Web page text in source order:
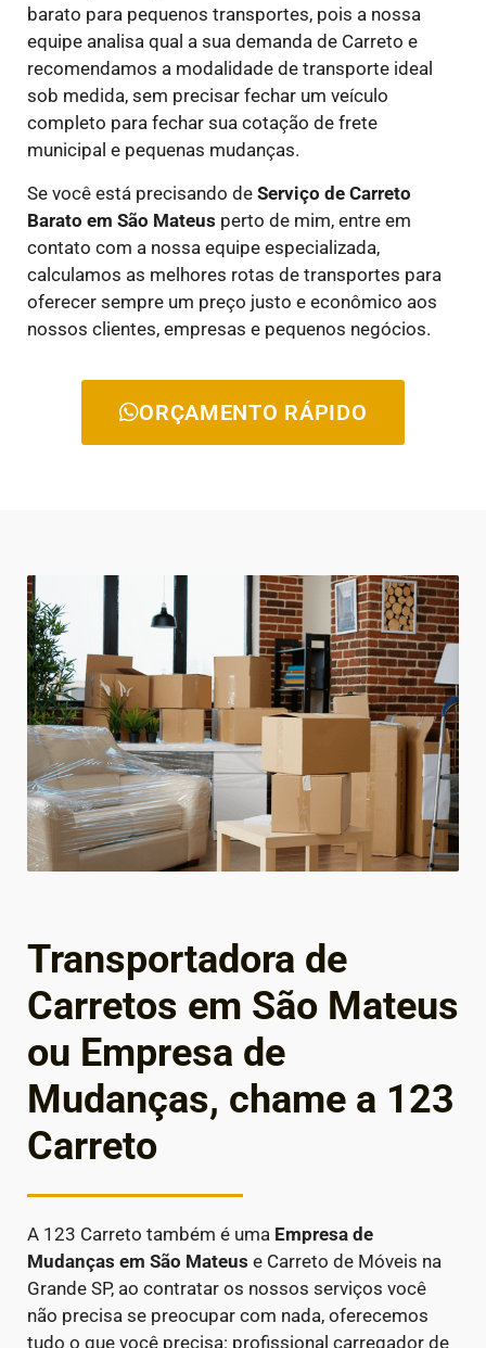
barato para pequenos transportes, pois a nossa
equipe analisa qual a sua demanda de Carreto e
recomendamos a modalidade de transporte ideal
sob medida, sem precisar fechar um veículo
completo para fechar sua cotação de frete
municipal e pequenas mudanças.
Se você está precisando de Serviço de Carreto
Barato em São Mateus perto de mim, entre em
contato com a nossa equipe especializada,
calculamos as melhores rotas de transportes para
oferecer sempre um preço justo e econômico aos
nossos clientes, empresas e pequenos negócios.
ORÇAMENTO RÁPIDO
Transportadora de
Carretos em São Mateus
ou Empresa de
Mudanças, chame a 123
Carreto
A 123 Carreto também é uma Empresa de
Mudanças em São Mateus e Carreto de Móveis na
Grande SP, ao contratar os nossos serviços você
não precisa se preocupar com nada, oferecemos
tudo o que você precisa: profissional carregador de